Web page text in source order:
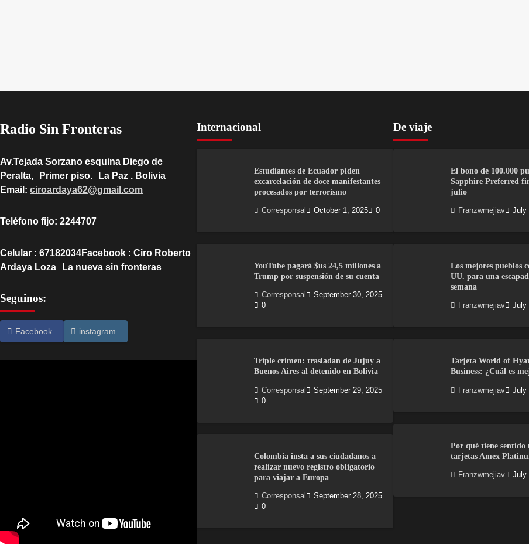
Radio Sin Fronteras
Av.Tejada Sorzano esquina Diego de
Peralta, Primer piso. La Paz . Bolivia
Email: ciroardaya62@gmail.com
Teléfono fijo: 2244707
Celular : 67182034Facebook : Ciro Roberto
Ardaya Loza La nueva sin fronteras
Seguinos:
Facebook instagram
Internacional
Estudiantes de Ecuador piden
excarcelación de doce manifestantes
procesados por terrorismo
Corresponsal October 1, 2025 0
YouTube pagará $us 24,5 millones a
Trump por suspensión de su cuenta
Corresponsal
September 30, 2025
0
Triple crimen: trasladan de Jujuy a
Buenos Aires al detenido en Bolivia
Corresponsal
September 29, 2025
0
Colombia insta a sus ciudadanos a
realizar nuevo registro obligatorio
para viajar a Europa
Corresponsal
September 28, 2025
0
De viaje
El bono de 100.000
Sapphire Preferred
julio
Franzwmejiav July
Los mejores pueblos
UU. para una
semana
Franzwmejiav July
Tarjeta World of
Business: ¿Cuál es
Franzwmejiav July
Por qué tiene sentido
tarjetas Amex
Franzwmejiav July